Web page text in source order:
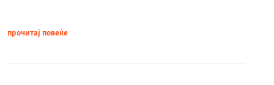
прочитај повеќе